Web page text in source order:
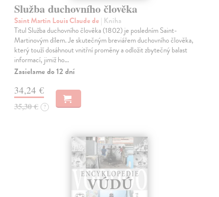
Služba duchovního člověka
Saint Martin Louis Claude de | Kniha
Titul Služba duchovního člověka (1802) je posledním Saint-
Martinovým dílem. Je skutečným breviářem duchovního člověka,
který touží dosáhnout vnitřní proměny a odložit zbytečný balast
informací, jimiž ho…
Zasielame do 12 dní
34,24 €
35,30 € ?